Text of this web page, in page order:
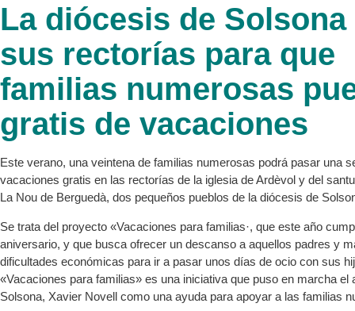
La diócesis de Solsona
sus rectorías para que
familias numerosas
gratis de vacaciones
Este verano, una veintena de familias numerosas podrá pasar una
vacaciones gratis en las rectorías de la iglesia de Ardèvol y del
La Nou de Berguedà, dos pequeños pueblos de la diócesis de
Se trata del proyecto «Vacaciones para familias·, que este año
aniversario, y que busca ofrecer un descanso a aquellos padres y
dificultades económicas para ir a pasar unos días de ocio con sus
«Vacaciones para familias» es una iniciativa que puso en marcha el
Solsona, Xavier Novell como una ayuda para apoyar a las familias